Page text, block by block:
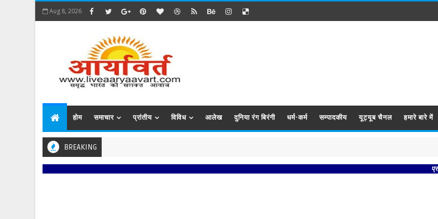
Aug 8, 2026
होम समाचार प्रांतीय विविध आलेख दुनिया रंग बिरंगी धर्म-कर्म सम्पादकीय यूट्यूब चैनल हमारे बारे में
BREAKING
प्रबिसि